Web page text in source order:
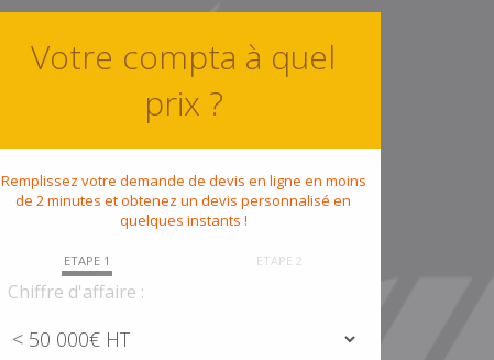
Votre compta à quel
prix ?
Remplissez votre demande de devis en ligne en moins
de 2 minutes et obtenez un devis personnalisé en
quelques instants !
ETAPE 1 ETAPE 2
Chiffre d'affaire :